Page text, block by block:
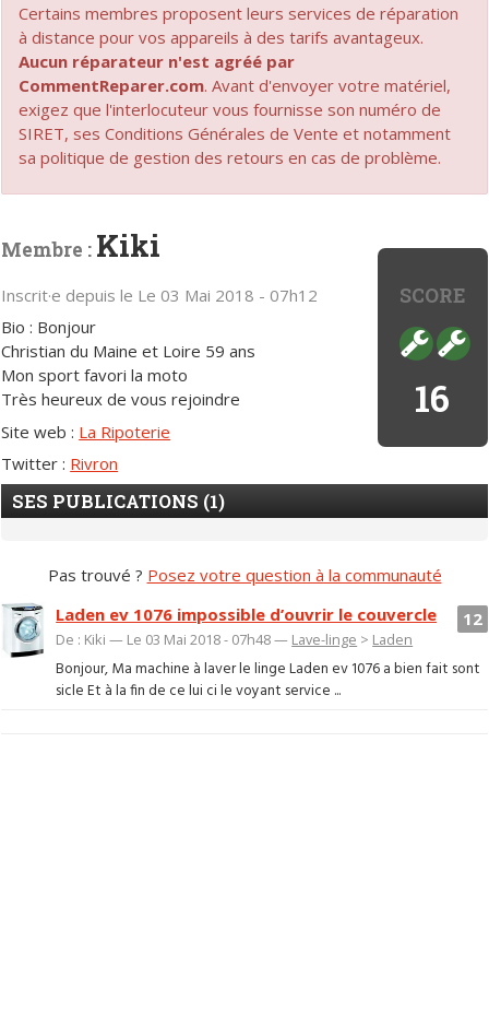
Certains membres proposent leurs services de réparation
à distance pour vos appareils à des tarifs avantageux.
Aucun réparateur n'est agréé par
CommentReparer.com. Avant d'envoyer votre matériel,
exigez que l'interlocuteur vous fournisse son numéro de
SIRET, ses Conditions Générales de Vente et notamment
sa politique de gestion des retours en cas de problème.
SCORE
16
Membre : Kiki
Inscrit·e depuis le Le 03 Mai 2018 - 07h12
Bio : Bonjour
Christian du Maine et Loire 59 ans
Mon sport favori la moto
Très heureux de vous rejoindre
Site web : La Ripoterie
Twitter : Rivron
SES PUBLICATIONS (1)
Pas trouvé ? Posez votre question à la communauté
12
Laden ev 1076 impossible d’ouvrir le couvercle
De : Kiki — Le 03 Mai 2018 - 07h48 — Lave-linge > Laden
Bonjour, Ma machine à laver le linge Laden ev 1076 a bien fait sont
sicle Et à la fin de ce lui ci le voyant service ...